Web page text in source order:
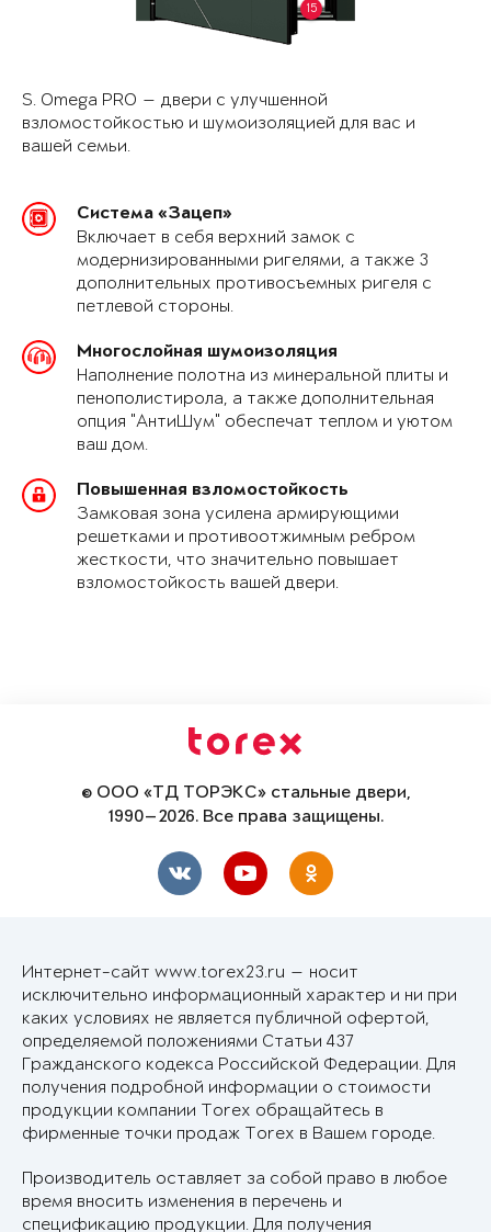
15
S. Omega PRO — двери с улучшенной
взломостойкостью и шумоизоляцией для вас и
вашей семьи.
Система «Зацеп»
Включает в себя верхний замок с
модернизированными ригелями, а также 3
дополнительных противосъемных ригеля с
петлевой стороны.
Многослойная шумоизоляция
Наполнение полотна из минеральной плиты и
пенополистирола, а также дополнительная
опция "АнтиШум" обеспечат теплом и уютом
ваш дом.
Повышенная взломостойкость
Замковая зона усилена армирующими
решетками и противоотжимным ребром
жесткости, что значительно повышает
взломостойкость вашей двери.
© ООО «ТД ТОРЭКС» стальные двери,
1990—2026. Все права защищены.
Интернет-сайт www.torex23.ru — носит
исключительно информационный характер и ни при
каких условиях не является публичной офертой,
определяемой положениями Статьи 437
Гражданского кодекса Российской Федерации. Для
получения подробной информации о стоимости
продукции компании Torex обращайтесь в
фирменные точки продаж Torex в Вашем городе.
Производитель оставляет за собой право в любое
время вносить изменения в перечень и
спецификацию продукции. Для получения